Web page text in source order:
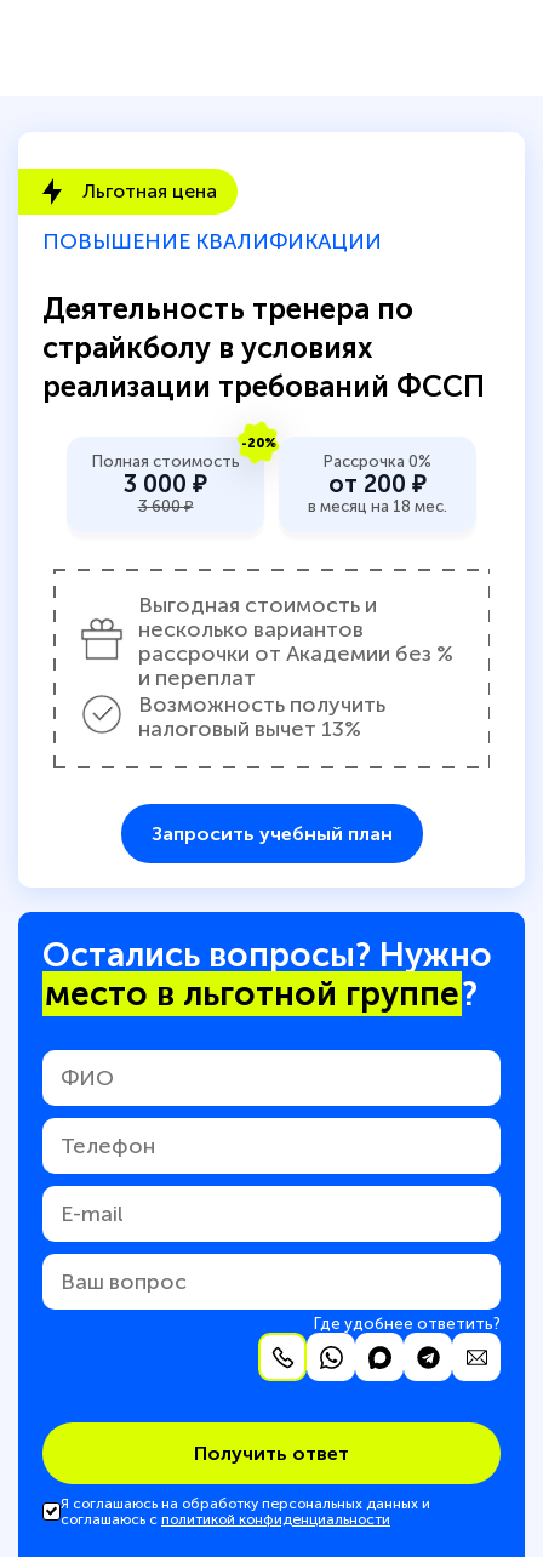
Льготная цена
ПОВЫШЕНИЕ КВАЛИФИКАЦИИ
Деятельность тренера по
страйкболу в условиях
реализации требований ФССП
-20%
Полная стоимость
3 000 ₽
3 600 ₽
Рассрочка 0%
от 200 ₽
в месяц на 18 мес.
Выгодная стоимость и
несколько вариантов
рассрочки от Академии без %
и переплат
Возможность получить
налоговый вычет 13%
Запросить учебный план
Остались вопросы? Нужно
место в льготной группе?
Где удобнее ответить?
Получить ответ
Я соглашаюсь на обработку персональных данных и
соглашаюсь с политикой конфиденциальности